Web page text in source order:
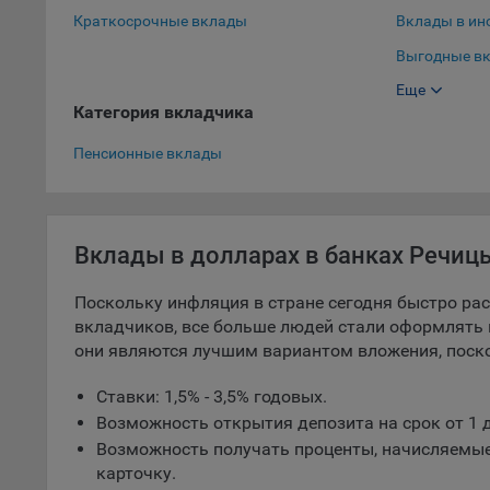
5.1.
может
9.2.
Краткосрочные вклады
Вклады в
Выгодные
Выгодные
Еще
Категория вкладчика
Пенсионные вклады
Вклады в долларах в банках
Поскольку инфляция в стране сегодня быстро
вкладчиков, все больше людей стали
они являются лучшим вариантом вложения,
Ставки: 1,5% - 3,5% годовых.
Возможность открытия депозита на срок от 1
Возможность получать проценты,
карточку.